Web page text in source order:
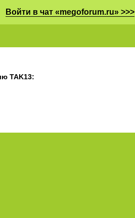
Войти в чат «megoforum.ru» >>>
TAK13: